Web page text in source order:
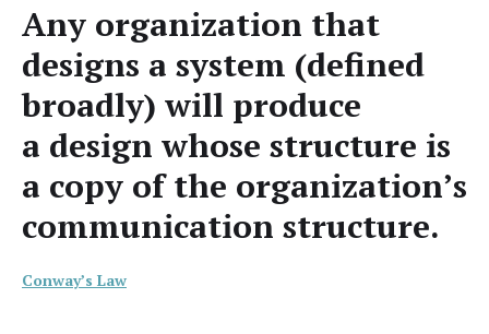
Any orga­niza­ti­on that
designs a sys­tem (defi­ned
broad­ly) will pro­du­ce
a design who­se struc­tu­re is
a copy of the organization’s
com­mu­ni­ca­ti­on structure.
Conway’s Law